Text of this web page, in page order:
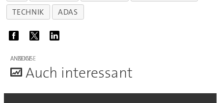
TECHNIK
ADAS
ANZEIGE
Auch interessant